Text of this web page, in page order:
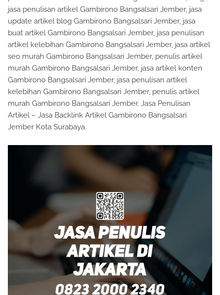
jasa penulisan artikel Gambirono Bangsalsari Jember, jasa
update artikel blog Gambirono Bangsalsari Jember, jasa
buat artikel Gambirono Bangsalsari Jember, jasa penulisan
artikel kelebihan Gambirono Bangsalsari Jember, jasa artikel
seo murah Gambirono Bangsalsari Jember, penulis artikel
murah Gambirono Bangsalsari Jember, jasa artikel konten
Gambirono Bangsalsari Jember, jasa penulisan artikel
kelebihan Gambirono Bangsalsari Jember, penulis artikel
murah Gambirono Bangsalsari Jember. Jasa Penulisan
Artikel – Jasa Backlink Artikel Gambirono Bangsalsari
Jember Kota Surabaya.